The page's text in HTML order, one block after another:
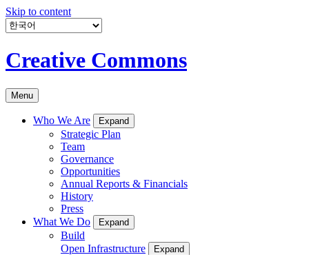
Skip to content
Creative Commons
Menu
Who We Are Expand
Strategic Plan
Team
Governance
Opportunities
Annual Reports & Financials
History
Press
What We Do
Expand
Build
Open Infrastructure
Expand